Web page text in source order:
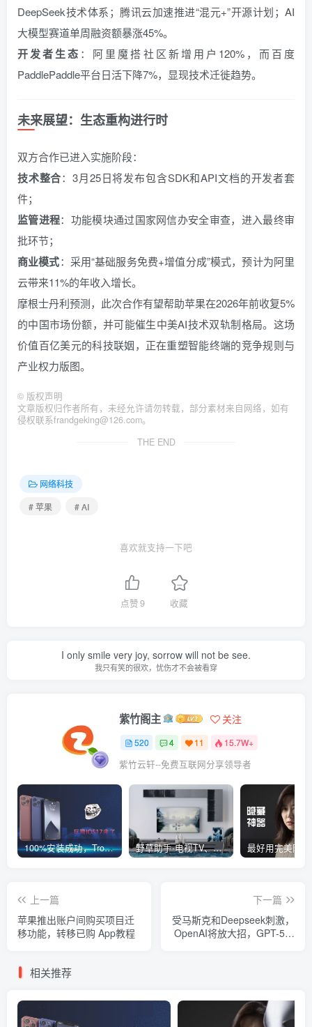
DeepSeek技术体系；腾讯云加速推进“混元+”开源计划；AI
大模型赛道单周融资额暴涨45%。
开发者生态 ：阿里魔搭社区新增用户120%，而百度
PaddlePaddle平台日活下降7%，显现技术迁徙趋势。
未来展望：生态重构进行时
双方合作已进入实施阶段：
技术整合：3月25日将发布包含SDK和API文档的开发者套
件；
监管进程：功能模块通过国家网信办安全审查，进入最终审
批环节；
商业模式：采用“基础服务免费+增值分成”模式，预计为阿里
云带来11%的年收入增长。
摩根士丹利预测，此次合作有望帮助苹果在2026年前收复5%
的中国市场份额，并可能催生中美AI技术双轨制格局。这场
价值百亿美元的科技联姻，正在重塑智能终端的竞争规则与
产业权力版图。
© 版权声明
文章版权归作者所有，未经允许请勿转载，部分素材来自网络，如有
侵权联系frandgeking@126.com。
THE END
网络科技
# 苹果
# AI
喜欢就支持一下吧
点赞9 收藏
I only smile very joy, sorrow will not be see.
我只有笑的很欢，忧伤才不会被看穿
紫竹阁主 关注
520 4 11 15.7W+
紫竹云轩--免费互联网分享领导者
100%安装成功，TrollStore巨魔商店ios17来了，这些系统马上起飞了 野草助手-电视TV、安卓必装的一款软件，超级好用
上一篇
苹果推出账户间购买项目迁
移功能，转移已购 App教程
下一篇
受马斯克和Deepseek刺激，
OpenAI将放大招，GPT-5免
相关推荐